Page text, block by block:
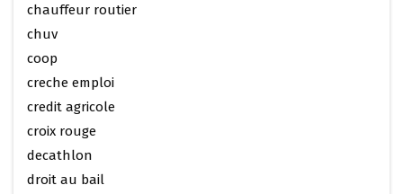
chauffeur routier
chuv
coop
creche emploi
credit agricole
croix rouge
decathlon
droit au bail